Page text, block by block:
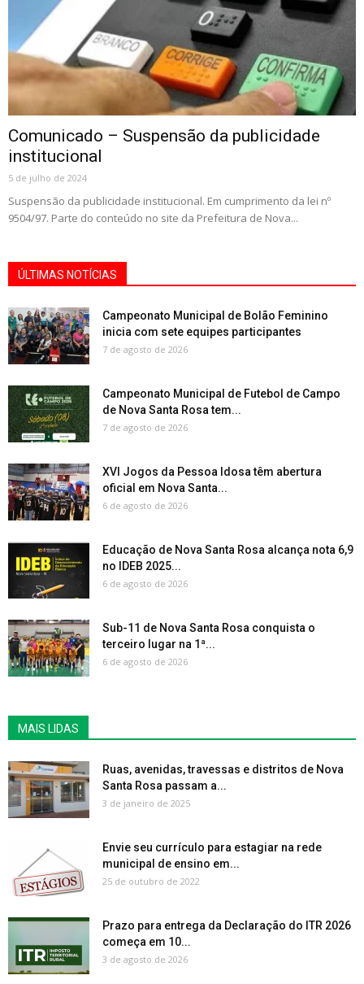
Comunicado – Suspensão da publicidade
institucional
5 de julho de 2024
Suspensão da publicidade institucional. Em cumprimento da lei nº
9504/97. Parte do conteúdo no site da Prefeitura de Nova...
ÚLTIMAS NOTÍCIAS
Campeonato Municipal de Bolão Feminino
inicia com sete equipes participantes
7 de agosto de 2026
Campeonato Municipal de Futebol de Campo
de Nova Santa Rosa tem...
7 de agosto de 2026
XVI Jogos da Pessoa Idosa têm abertura
oficial em Nova Santa...
6 de agosto de 2026
Educação de Nova Santa Rosa alcança nota 6,9
no IDEB 2025...
6 de agosto de 2026
Sub-11 de Nova Santa Rosa conquista o
terceiro lugar na 1ª...
6 de agosto de 2026
MAIS LIDAS
Ruas, avenidas, travessas e distritos de Nova
Santa Rosa passam a...
3 de janeiro de 2025
Envie seu currículo para estagiar na rede
municipal de ensino em...
25 de outubro de 2022
Prazo para entrega da Declaração do ITR 2026
começa em 10...
3 de agosto de 2026